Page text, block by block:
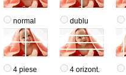
normal dublu
4 piese 4 orizont.